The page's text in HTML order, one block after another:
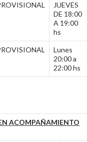
JUEVES
DE 18:00
A 19:00
hs
Lunes
20:00 a
22:00 hs
ACOMPAÑAMIENTO